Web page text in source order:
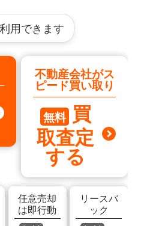
用できます
不動産会社がス
ピード買い取り
無料 買
取査定
する
任意売却
は即行動
リースバ
ック